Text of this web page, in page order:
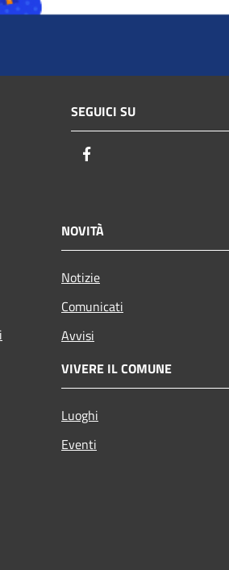
SEGUICI SU
NOVITÀ
Notizie
Comunicati
Avvisi
VIVERE IL COMUNE
Luoghi
Eventi